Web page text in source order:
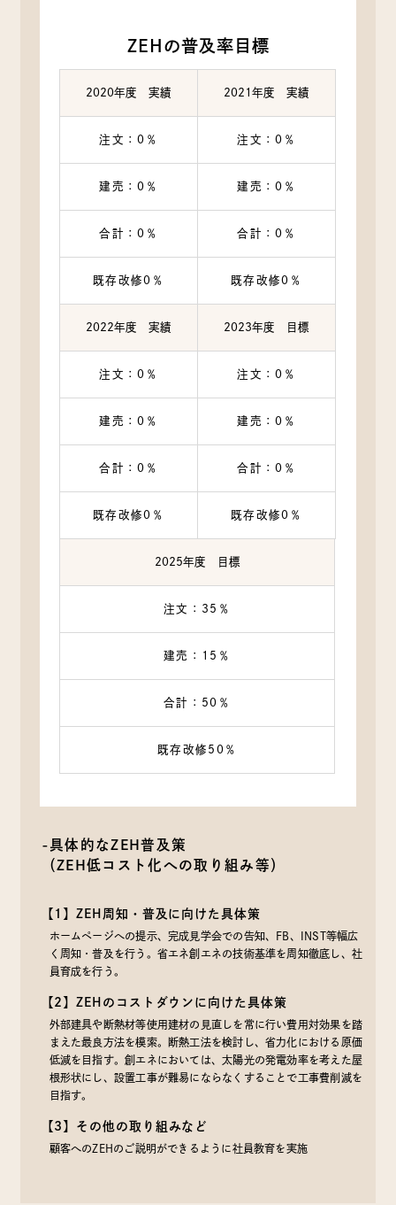
ZEHの普及率目標
2020年度 実績 2021年度 実績
注文：0％ 注文：0％
建売：0％ 建売：0％
合計：0％ 合計：0％
既存改修0％ 既存改修0％
2022年度 実績 2023年度 目標
注文：0％ 注文：0％
建売：0％ 建売：0％
合計：0％ 合計：0％
既存改修0％ 既存改修0％
2025年度 目標
注文：35％
建売：15％
合計：50％
既存改修50％
-具体的なZEH普及策
（ZEH低コスト化への取り組み等）
【1】ZEH周知・普及に向けた具体策
ホームページへの提示、完成見学会での告知、FB、INST等幅広
く周知・普及を行う。省エネ創エネの技術基準を周知徹底し、社
員育成を行う。
【2】ZEHのコストダウンに向けた具体策
外部建具や断熱材等使用建材の見直しを常に行い費用対効果を踏
まえた最良方法を模索。断熱工法を検討し、省力化における原価
低減を目指す。創エネにおいては、太陽光の発電効率を考えた屋
根形状にし、設置工事が難易にならなくすることで工事費削減を
目指す。
【3】その他の取り組みなど
顧客へのZEHのご説明ができるように社員教育を実施